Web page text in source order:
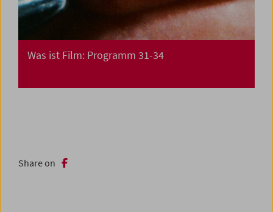
Was ist Film: Programm 31-34
Share on